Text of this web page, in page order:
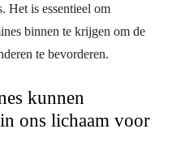
Het is essentieel om
binnen te krijgen om de
te bevorderen.
kunnen
ons lichaam voor